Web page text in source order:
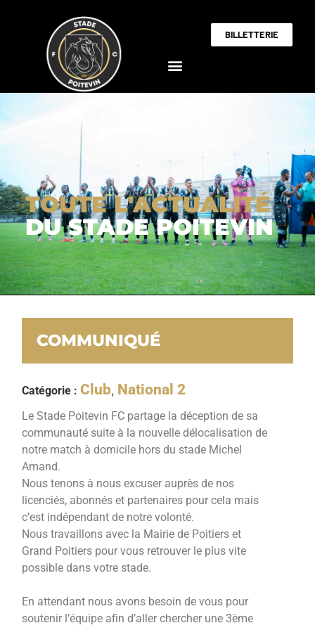
BILLETTERIE
TOUTE L'ACTUALITÉ
DU STADE POITEVIN
COMMUNIQUÉ
Catégorie :Club, National 2
Le Stade Poitevin FC partage la déception de sa
communauté suite à la nouvelle délocalisation de
notre match à domicile hors du stade Michel
Amand.
Nous tenons à nous excuser auprès de nos
licenciés, abonnés et partenaires pour cela mais
c’est indépendant de notre volonté.
Nous travaillons avec la Mairie de Poitiers et
Grand Poitiers pour vous retrouver le plus vite
possible dans votre stade.
En attendant nous avons besoin de vous pour
soutenir l’équipe afin d’aller chercher une 3ème